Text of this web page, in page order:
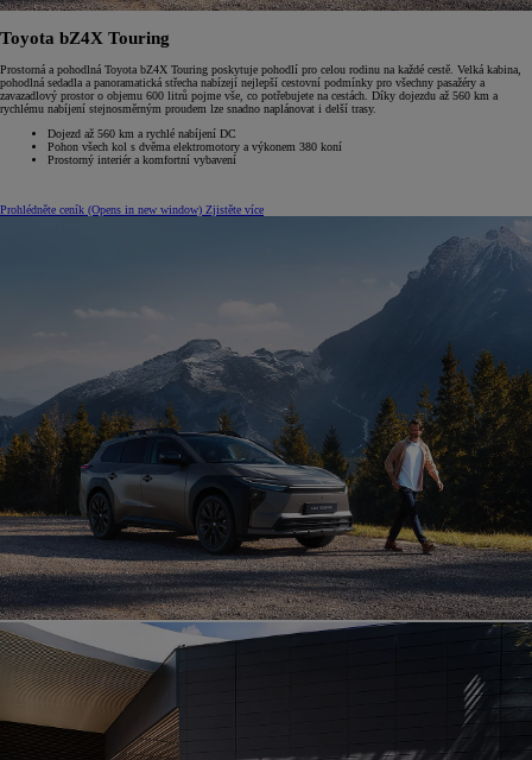
Toyota bZ4X Touring
Prostorná a pohodlná Toyota bZ4X Touring poskytuje pohodlí pro celou rodinu na každé cestě. Velká kabina,
pohodlná sedadla a panoramatická střecha nabízejí nejlepší cestovní podmínky pro všechny pasažéry a
zavazadlový prostor o objemu 600 litrů pojme vše, co potřebujete na cestách. Díky dojezdu až 560 km a
rychlému nabíjení stejnosměrným proudem lze snadno naplánovat i delší trasy.
Dojezd až 560 km a rychlé nabíjení DC
Pohon všech kol s dvěma elektromotory a výkonem 380 koní
Prostorný interiér a komfortní vybavení
Prohlédněte ceník (Opens in new window) Zjistěte více